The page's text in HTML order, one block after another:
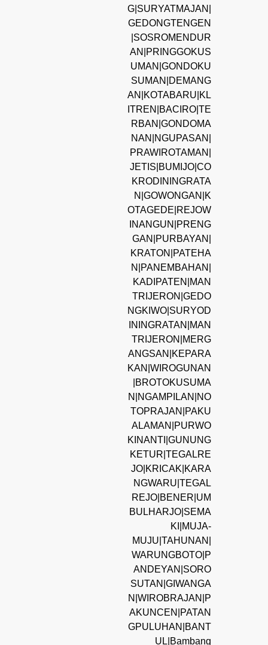
G|SURYATMAJAN|
GEDONGTENGEN
|SOSROMENDUR
AN|PRINGGOKUS
UMAN|GONDOKU
SUMAN|DEMANG
AN|KOTABARU|KL
ITREN|BACIRO|TE
RBAN|GONDOMA
NAN|NGUPASAN|
PRAWIROTAMAN|
JETIS|BUMIJO|CO
KRODININGRATA
N|GOWONGAN|K
OTAGEDE|REJOW
INANGUN|PRENG
GAN|PURBAYAN|
KRATON|PATEHA
N|PANEMBAHAN|
KADIPATEN|MAN
TRIJERON|GEDO
NGKIWO|SURYOD
ININGRATAN|MAN
TRIJERON|MERG
ANGSAN|KEPARA
KAN|WIROGUNAN
|BROTOKUSUMA
N|NGAMPILAN|NO
TOPRAJAN|PAKU
ALAMAN|PURWO
KINANTI|GUNUNG
KETUR|TEGALRE
JO|KRICAK|KARA
NGWARU|TEGAL
REJO|BENER|UM
BULHARJO|SEMA
KI|MUJA-
MUJU|TAHUNAN|
WARUNGBOTO|P
ANDEYAN|SORO
SUTAN|GIWANGA
N|WIROBRAJAN|P
AKUNCEN|PATAN
GPULUHAN|BANT
UL|Bambang